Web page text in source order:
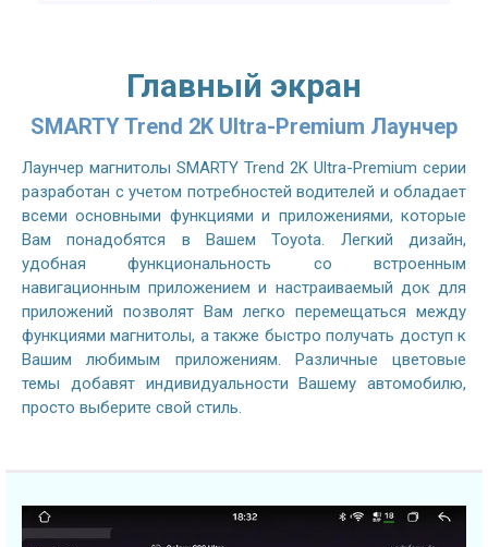
Главный экран
SMARTY Trend 2K Ultra-Premium Лаунчер
Лаунчер магнитолы SMARTY Trend 2K Ultra-Premium серии
разработан с учетом потребностей водителей и обладает
всеми основными функциями и приложениями, которые
Вам понадобятся в Вашем Toyota. Легкий дизайн,
удобная функциональность со встроенным
навигационным приложением и настраиваемый док для
приложений позволят Вам легко перемещаться между
функциями магнитолы, а также быстро получать доступ к
Вашим любимым приложениям. Различные цветовые
темы добавят индивидуальности Вашему автомобилю,
просто выберите свой стиль.